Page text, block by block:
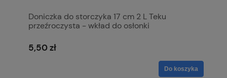
Doniczka do storczyka 17 cm 2 L Teku
przeźroczysta - wkład do osłonki
5,50 zł
Do koszyka